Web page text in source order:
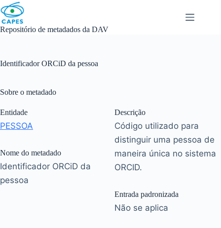
Skip
to
content
Repositório de metadados da DAV
Identificador ORCiD da pessoa
Sobre o metadado
Entidade
PESSOA
Nome do metadado
Identificador ORCiD da
pessoa
Descrição
Código utilizado para
distinguir uma pessoa de
maneira única no sistema
ORCID.
Entrada padronizada
Não se aplica